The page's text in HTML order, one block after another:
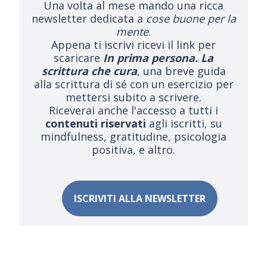
Una volta al mese mando una ricca
newsletter dedicata a cose buone per la
mente.
Appena ti iscrivi ricevi il link per
scaricare In prima persona. La
scrittura che cura, una breve guida
alla scrittura di sé con un esercizio per
mettersi subito a scrivere.
Riceverai anche l'accesso a tutti i
contenuti riservati agli iscritti, su
mindfulness, gratitudine, psicologia
positiva, e altro.
ISCRIVITI ALLA NEWSLETTER